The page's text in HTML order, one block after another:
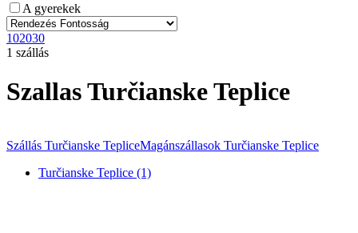
A gyerekek
102030
1 szállás
Szallas Turčianske Teplice
Szállás Turčianske TepliceMagánszállasok Turčianske Teplice
Turčianske Teplice (1)